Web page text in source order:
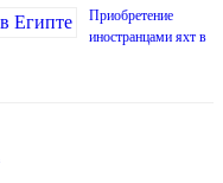
Приобретение
иностранцами яхт в